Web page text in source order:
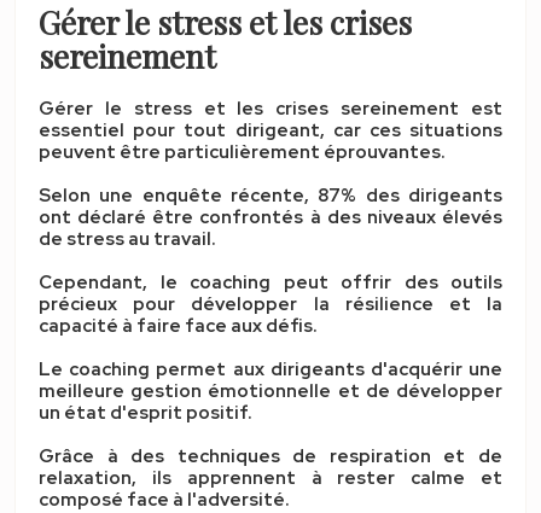
Gérer le stress et les crises
sereinement
Gérer le stress et les crises sereinement est
essentiel pour tout dirigeant, car ces situations
peuvent être particulièrement éprouvantes.
Selon une enquête récente, 87% des dirigeants
ont déclaré être confrontés à des niveaux élevés
de stress au travail.
Cependant, le coaching peut offrir des outils
précieux pour développer la résilience et la
capacité à faire face aux défis.
Le coaching permet aux dirigeants d'acquérir une
meilleure gestion émotionnelle et de développer
un état d'esprit positif.
Grâce à des techniques de respiration et de
relaxation, ils apprennent à rester calme et
composé face à l'adversité.